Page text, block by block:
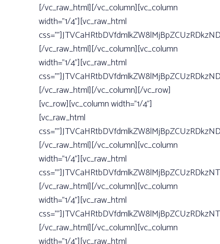
[/vc_raw_html][/vc_column][vc_column
width=”1/4”][vc_raw_html
[/vc_raw_html][/vc_column][vc_column
width=”1/4”][vc_raw_html
[/vc_raw_html][/vc_column][/vc_row]
[vc_row][vc_column width=”1/4”]
[vc_raw_html
[/vc_raw_html][/vc_column][vc_column
width=”1/4”][vc_raw_html
[/vc_raw_html][/vc_column][vc_column
width=”1/4”][vc_raw_html
[/vc_raw_html][/vc_column][vc_column